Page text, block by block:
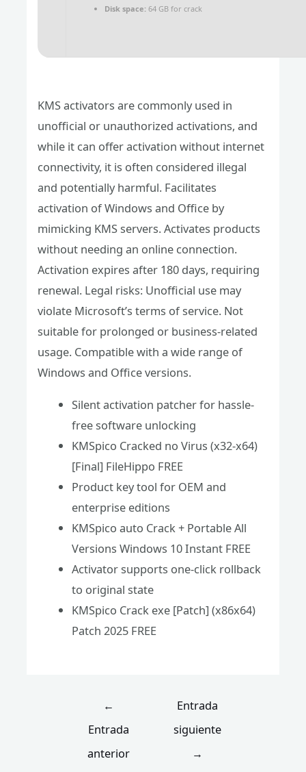
Disk space: 64 GB for crack
KMS activators are commonly used in
unofficial or unauthorized activations, and
while it can offer activation without internet
connectivity, it is often considered illegal
and potentially harmful. Facilitates
activation of Windows and Office by
mimicking KMS servers. Activates products
without needing an online connection.
Activation expires after 180 days, requiring
renewal. Legal risks: Unofficial use may
violate Microsoft’s terms of service. Not
suitable for prolonged or business-related
usage. Compatible with a wide range of
Windows and Office versions.
Silent activation patcher for hassle-
free software unlocking
KMSpico Cracked no Virus (x32-x64)
[Final] FileHippo FREE
Product key tool for OEM and
enterprise editions
KMSpico auto Crack + Portable All
Versions Windows 10 Instant FREE
Activator supports one-click rollback
to original state
KMSpico Crack exe [Patch] (x86x64)
Patch 2025 FREE
←
Entrada
anterior
Entrada
siguiente
→